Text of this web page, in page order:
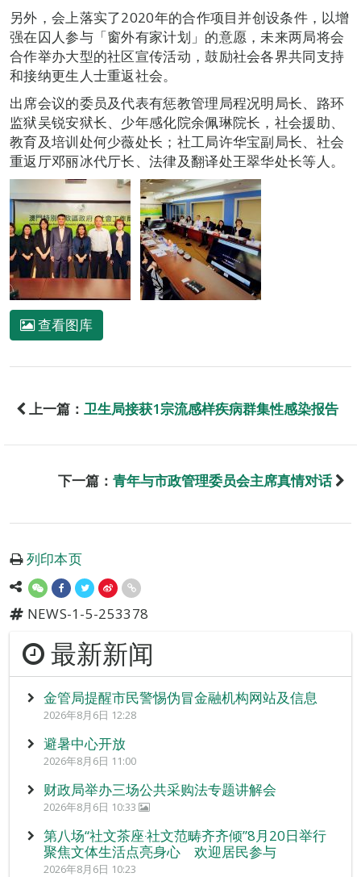
另外，会上落实了2020年的合作项目并创设条件，以增
强在囚人参与「窗外有家计划」的意愿，未来两局将会
合作举办大型的社区宣传活动，鼓励社会各界共同支持
和接纳更生人士重返社会。
出席会议的委员及代表有惩教管理局程况明局长、路环
监狱吴锐安狱长、少年感化院余佩琳院长，社会援助、
教育及培训处何少薇处长；社工局许华宝副局长、社会
重返厅邓丽冰代厅长、法律及翻译处王翠华处长等人。
查看图库
上一篇： 卫生局接获1宗流感样疾病群集性感染报告
下一篇： 青年与市政管理委员会主席真情对话
列印本页
NEWS-1-5-253378
最新新闻
金管局提醒市民警惕伪冒金融机构网站及信息
2026年8月6日 12:28
避暑中心开放
2026年8月6日 11:00
财政局举办三场公共采购法专题讲解会
2026年8月6日 10:33
第八场“社文茶座‧社文范畴齐齐倾”8月20日举行
聚焦文体生活点亮身心 欢迎居民参与
2026年8月6日 10:23